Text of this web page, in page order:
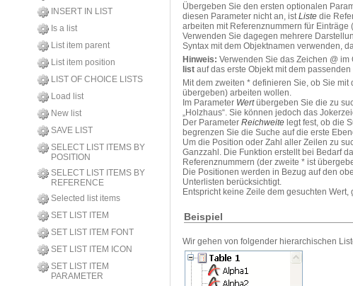
INSERT IN LIST
Is a list
List item parent
List item position
LIST OF CHOICE LISTS
Load list
New list
SAVE LIST
SELECT LIST ITEMS BY
POSITION
SELECT LIST ITEMS BY
REFERENCE
Selected list items
SET LIST ITEM
SET LIST ITEM FONT
SET LIST ITEM ICON
SET LIST ITEM
PARAMETER
Übergeben Sie den ersten optionalen
diesen Parameter nicht an, istListe die
arbeiten mit Referenznummern für
Verwenden Sie dagegen mehrere
Syntax mit dem Objektnamen verwenden,
Hinweis: Verwenden Sie das Zeichen @
list auf das erste Objekt mit dem
Mit dem zweiten * definieren Sie, ob Sie
übergeben) arbeiten wollen.
Im Parameter Wertübergeben Sie die zu
„Holzhaus“. Sie können jedoch das
Der Parameter Reichweite legt fest, ob die
begrenzen Sie die Suche auf die erste
Um die Position oder Zahl aller Zeilen zu
Ganzzahl. Die Funktion erstellt bei Bedarf
Referenznummern (der zweite * ist
Die Positionen werden in Bezug auf den
Unterlisten berücksichtigt.
Entspricht keine Zeile dem gesuchten
Beispiel
Wir gehen von folgender hierarchischen